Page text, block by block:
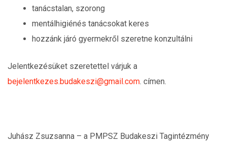
tanácstalan, szorong
mentálhigiénés tanácsokat keres
hozzánk járó gyermekről szeretne konzultálni
Jelentkezésüket szeretettel várjuk a
bejelentkezes.budakeszi@gmail.com. címen.
Juhász Zsuzsanna – a PMPSZ Budakeszi Tagintézmény